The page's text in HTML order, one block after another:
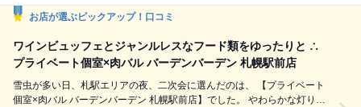
お店が選ぶピックアップ！口コミ
ワインビュッフェとジャンルレスなフード類をゆったりと ∴
プライベート個室×肉バル バーデンバーデン 札幌駅前店
雪虫が多い日、札駅エリアの夜、二次会に選んだのは、 【プライベート
個室×肉バル バーデンバーデン 札幌駅前店】でした。 やわらかな灯りに